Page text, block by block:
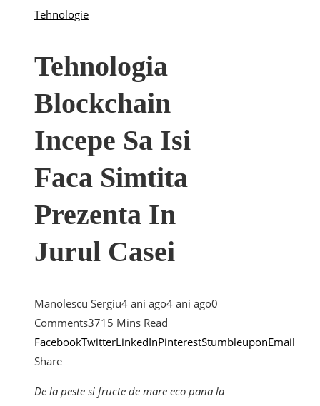
Tehnologie
Tehnologia
Blockchain
Incepe Sa Isi
Faca Simtita
Prezenta In
Jurul Casei
Manolescu Sergiu4 ani ago4 ani ago0
Comments371 5 Mins Read
FacebookTwitterLinkedInPinterestStumbleuponEmail
Share
De la peste si fructe de mare eco pana la